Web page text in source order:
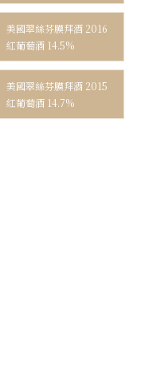
美國翠絲芬膜拜酒 2016
紅葡萄酒 14.5%
美國翠絲芬膜拜酒 2015
紅葡萄酒 14.7%